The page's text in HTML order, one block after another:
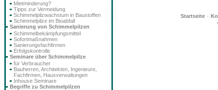
Startseite·
Mietminderung?
Tipps zur Vermeidung
Schimmelpilzwachstum in Baustoffen
Schimmelpilze im Bioabfall
Sanierung von Schimmelpilzen
Schimmelbekämpfungsmittel
Sofortmaßnahmen
Sanierungsfachfirmen
Erfolgskontrolle
Seminare über Schimmelpilze
für Verbraucher
Bauherren, Architekten, Ingenieure,
Fachfirmen, Hausverwaltungen
Inhouse Seminare
Begriffe zu Schimmelpilzen